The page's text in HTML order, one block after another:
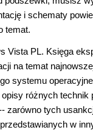
i schematy
temat.
Vista PL. Księga
na temat
systemu
różnych technik
zarówno tych
w